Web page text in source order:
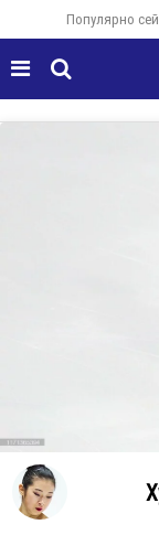
Популярно
 